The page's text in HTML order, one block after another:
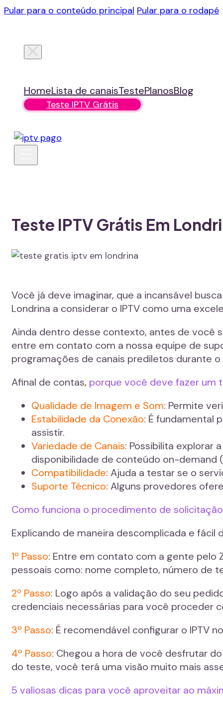
Pular para o conteúdo principal Pular para o rodapé
HomeLista de canaisTestePlanosBlog
Teste IPTV Grátis
Teste IPTV Grátis Em
Você já deve imaginar, que a incansável
Londrina a considerar o IPTV como uma
Ainda dentro desse contexto, antes de você
entre em contato com a nossa equipe de
programações de canais prediletos durante
Afinal de contas, porque você deve fazer um
Qualidade de Imagem e Som: Permite
Estabilidade da Conexão: É fundamental
assistir.
Variedade de Canais: Possibilita explorar
disponibilidade de conteúdo on-demand
Compatibilidade: Ajuda a testar se o
Suporte Técnico: Alguns provedores
Como funciona o procedimento de
Explicando de maneira descomplicada e
1º Passo: Entre em contato com a gente pelo
pessoais como: nome completo, número de
2º Passo: Logo após a validação do seu
credenciais necessárias para você proceder
3º Passo: É recomendável configurar o IPTV
4º Passo: Chegou a hora de você desfrutar
do teste, você terá uma visão muito mais
5 valiosas dicas para você aproveitar ao